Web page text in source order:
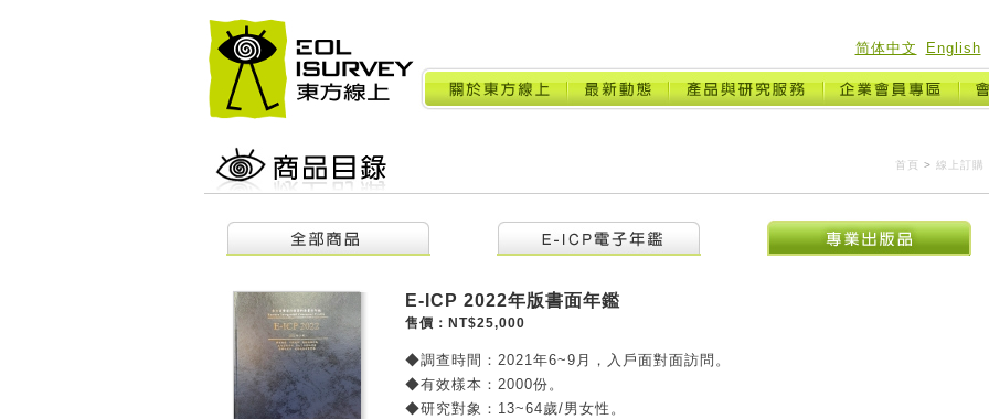
简体中文 English
首頁 > 線上訂購
E-ICP 2022年版書面年鑑
售價：NT$25,000
◆調查時間：2021年6~9月，入戶面對面訪問。
◆有效樣本：2000份。
◆研究對象：13~64歲/男女性。